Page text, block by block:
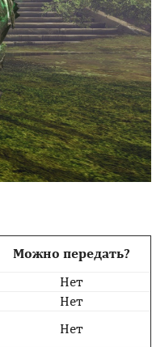
Можно передать?
Нет
Нет
Нет